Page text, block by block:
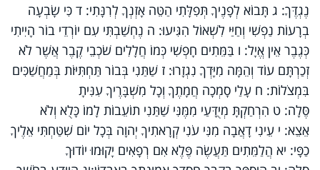
נֶגְדֶּךָ: ג תָּבוֹא לְפָנֶיךָ תְּפִלָּתִי הַטֵּה אָזְנְךָ לְרִנָּתִי: ד כִּי שָׂבְעָה
בְרָעוֹת נַפְשִׁי וְחַיַּי לִשְׁאוֹל הִגִּיעוּ: ה נֶחְשַׁבְתִּי עִם יוֹרְדֵי בוֹר הָיִיתִי
כְּגֶבֶר אֵין אֱיָל: ו בַּמֵּתִים חָפְשִׁי כְּמוֹ חֲלָלִים שֹׁכְבֵי קֶבֶר אֲשֶׁר לֹא
זְכַרְתָּם עוֹד וְהֵמָּה מִיָּדְךָ נִגְזָרוּ: ז שַׁתַּנִי בְּבוֹר תַּחְתִּיּוֹת בְּמַחֲשַׁכִּים
בִּמְצֹלוֹת: ח עָלַי סָמְכָה חֲמָתֶךָ וְכָל מִשְׁבָּרֶיךָ עִנִּיתָ
סֶּלָה: ט הִרְחַקְתָּ מְיֻדָּעַי מִמֶּנִּי שַׁתַּנִי תוֹעֵבוֹת לָמוֹ כָּלֻא וְלֹא
אֵצֵא: י עֵינִי דָאֲבָה מִנִּי עֹנִי קְרָאתִיךָ יְהוָה בְּכָל יוֹם שִׁטַּחְתִּי אֵלֶיךָ
כַפָּי: יא הֲלַמֵּתִים תַּעֲשֶׂה פֶּלֶא אִם רְפָאִים יָקוּמוּ יוֹדוּךָ